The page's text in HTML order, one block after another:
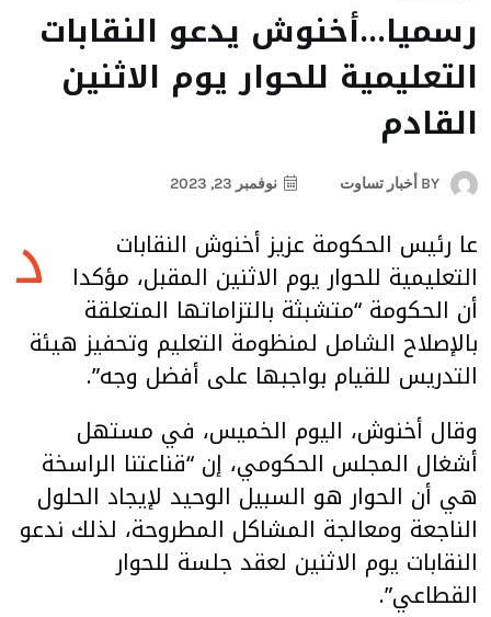
رسميا…أخنوش يدعو النقابات
التعليمية للحوار يوم الاثنين
القادم
BY أخبار تساوت نوفمبر 23, 2023
د عا رئيس الحكومة عزيز أخنوش النقابات
التعليمية للحوار يوم الاثنين المقبل، مؤكدا
أن الحكومة “متشبثة بالتزاماتها المتعلقة
بالإصلاح الشامل لمنظومة التعليم وتحفيز هيئة
التدريس للقيام بواجبها على أفضل وجه”.
وقال أخنوش، اليوم الخميس، في مستهل
أشغال المجلس الحكومي، إن “قناعتنا الراسخة
هي أن الحوار هو السبيل الوحيد لإيجاد الحلول
الناجعة ومعالجة المشاكل المطروحة، لذلك ندعو
النقابات يوم الاثنين لعقد جلسة للحوار
القطاعي”.